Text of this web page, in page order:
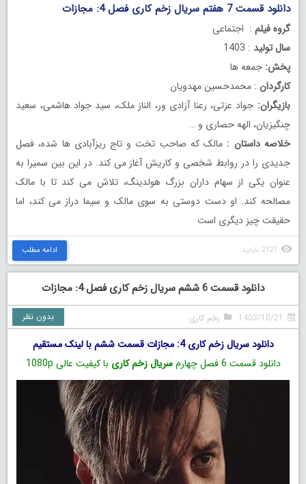
دانلود قسمت 7 هفتم سریال زخم کاری فصل 4: مجازات
گروه فیلم : اجتماعی
سال تولید : 1403
پخش: جمعه ها
کارگردان : محمدحسین مهدویان
بازیگران: جواد عزتی، رعنا آزادی ور، الناز ملک، سید جواد هاشمی، سعید
چنگیزیان، الهه حصاری و …
خلاصه داستان : مالک که صاحب تخت و تاج ریزآبادی ها شده، فصل
جدیدی را در روابط شخصی و کاریش آغاز می کند. در این بین سمیرا به
عنوان یکی از سهام داران بزرگ هولدینگ، تلاش می کند تا با مالک
مصالحه کند. او دست دوستی به سوی مالک و سیما دراز می کند، اما
حقیقت چیز دیگری است
2127 بازدید ادامه مطلب
دانلود قسمت 6 ششم سریال زخم کاری فصل 4: مجازات
1403/10/21 زخم کاری بدون نظر
دانلود سریال زخم کاری 4: مجازات قسمت ششم با لینک مستقیم
دانلود قسمت 6 فصل چهارم
سریال زخم کاری با کیفیت عالی 1080p